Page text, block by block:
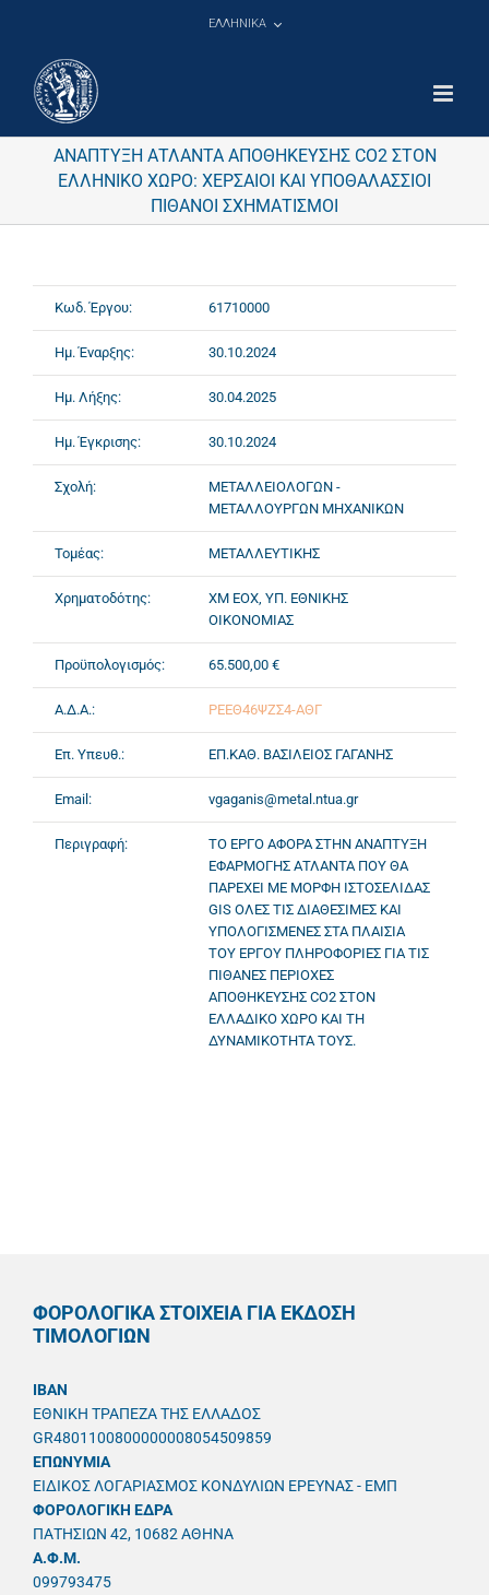
ΕΛΛΗΝΙΚΑ
ΑΝΑΠΤΥΞΗ ΑΤΛΑΝΤΑ ΑΠΟΘΗΚΕΥΣΗΣ CO2 ΣΤΟΝ
ΕΛΛΗΝΙΚΟ ΧΩΡΟ: ΧΕΡΣΑΙΟΙ ΚΑΙ ΥΠΟΘΑΛΑΣΣΙΟΙ
ΠΙΘΑΝΟΙ ΣΧΗΜΑΤΙΣΜΟΙ
Κωδ. Έργου: 61710000
Ημ. Έναρξης: 30.10.2024
Ημ. Λήξης: 30.04.2025
Ημ. Έγκρισης: 30.10.2024
Σχολή:
ΜΕΤΑΛΛΕΙΟΛΟΓΩΝ -
ΜΕΤΑΛΛΟΥΡΓΩΝ ΜΗΧΑΝΙΚΩΝ
Τομέας: ΜΕΤΑΛΛΕΥΤΙΚΗΣ
Χρηματοδότης:
ΧΜ ΕΟΧ, ΥΠ. ΕΘΝΙΚΗΣ
ΟΙΚΟΝΟΜΙΑΣ
Προϋπολογισμός: 65.500,00 €
Α.Δ.Α.: ΡΕΕΘ46ΨΖΣ4-ΑΘΓ
Επ. Υπευθ.: ΕΠ.ΚΑΘ. ΒΑΣΙΛΕΙΟΣ ΓΑΓΑΝΗΣ
Email: vgaganis@metal.ntua.gr
Περιγραφή:
ΤΟ ΕΡΓΟ ΑΦΟΡΑ ΣΤΗΝ ΑΝΑΠΤΥΞΗ
ΕΦΑΡΜΟΓΗΣ ΑΤΛΑΝΤΑ ΠΟΥ ΘΑ
ΠΑΡΕΧΕΙ ΜΕ ΜΟΡΦΗ ΙΣΤΟΣΕΛΙΔΑΣ
GIS ΟΛΕΣ ΤΙΣ ΔΙΑΘΕΣΙΜΕΣ ΚΑΙ
ΥΠΟΛΟΓΙΣΜΕΝΕΣ ΣΤΑ ΠΛΑΙΣΙΑ
ΤΟΥ ΕΡΓΟΥ ΠΛΗΡΟΦΟΡΙΕΣ ΓΙΑ ΤΙΣ
ΠΙΘΑΝΕΣ ΠΕΡΙΟΧΕΣ
ΑΠΟΘΗΚΕΥΣΗΣ CO2 ΣΤΟΝ
ΕΛΛΑΔΙΚΟ ΧΩΡΟ ΚΑΙ ΤΗ
ΔΥΝΑΜΙΚΟΤΗΤΑ ΤΟΥΣ.
ΦΟΡΟΛΟΓΙΚΑ ΣΤΟΙΧΕΙΑ ΓΙΑ ΕΚΔΟΣΗ
ΤΙΜΟΛΟΓΙΩΝ
IBAN
ΕΘΝΙΚΗ ΤΡΑΠΕΖΑ ΤΗΣ ΕΛΛΑΔΟΣ
GR4801100800000008054509859
ΕΠΩΝΥΜΙΑ
ΕΙΔΙΚΟΣ ΛΟΓΑΡΙΑΣΜΟΣ ΚΟΝΔΥΛΙΩΝ ΕΡΕΥΝΑΣ - ΕΜΠ
ΦΟΡΟΛΟΓΙΚΗ ΕΔΡΑ
ΠΑΤΗΣΙΩΝ 42, 10682 ΑΘΗΝΑ
A.Φ.Μ.
099793475